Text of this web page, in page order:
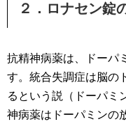
２．ロナセン錠
抗精神病薬は、ドーパ
す。統合失調症は脳の
るという説（ドーパミ
神病薬はドーパミンの